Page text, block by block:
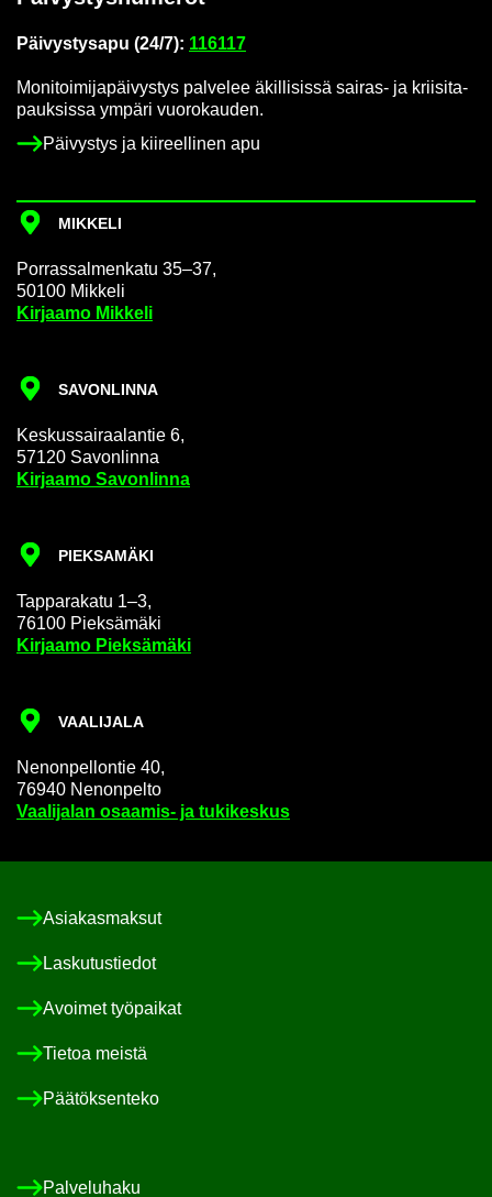
Päi­vys­tys­a­pu (24/7): 116117
Mo­ni­toi­mi­ja­päi­vys­tys pal­ve­lee äkil­li­sis­sä sairas-​ ja krii­si­ta­
pauk­sis­sa ym­pä­ri vuo­ro­kau­den.
Päi­vys­tys ja kii­reel­li­nen apu
MIK­KE­LI
Por­ras­sal­men­ka­tu 35–37,
50100 Mik­ke­li
Kir­jaa­mo Mik­ke­li
SA­VON­LIN­NA
Kes­kus­sai­raa­lan­tie 6,
57120 Sa­von­lin­na
Kir­jaa­mo Sa­von­lin­na
PIEK­SA­MÄ­KI
Tap­pa­ra­ka­tu 1–3,
76100 Piek­sä­mä­ki
Kir­jaa­mo Piek­sä­mä­ki
VAA­LI­JA­LA
Ne­non­pel­lon­tie 40,
76940 Ne­non­pel­to
Vaa­li­ja­lan osaamis-​ ja tu­ki­kes­kus
Asia­kas­mak­sut
Las­ku­tus­tie­dot
Avoi­met työ­pai­kat
Tie­toa meis­tä
Pää­tök­sen­te­ko
Pal­ve­lu­ha­ku